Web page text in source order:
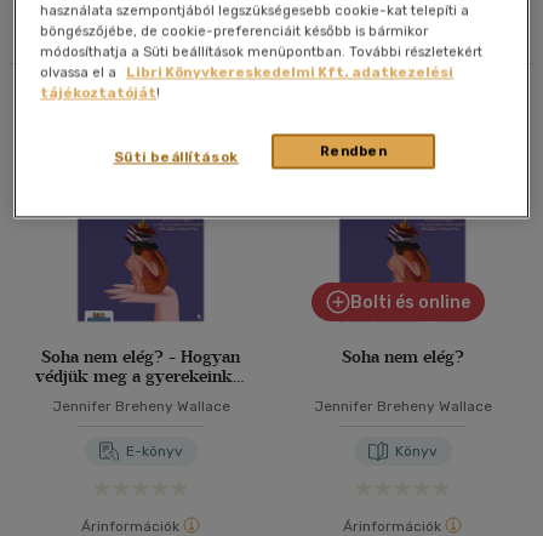
Szűrés Rendezés
Megjelenítés
20 db / oldal
Alkalmaz
Soha nem elég? - Hogyan
védjük meg a gyerekeinket
mérgező hatásaitól
Jennifer Breheny Wallace
E-könyv
Árinformációk
Bolti és online
Soha nem elég?
Jennifer Breheny Wallace
Könyv
Árinformációk
használata szempontjából legszükségesebb cookie-kat telepíti a
böngészőjébe, de cookie-preferenciáit később is bármikor
módosíthatja a Süti beállítások menüpontban. További részletekért
olvassa el a
Libri Könyvkereskedelmi Kft. adatkezelési
tájékoztatóját!
Rendben
Süti beállítások